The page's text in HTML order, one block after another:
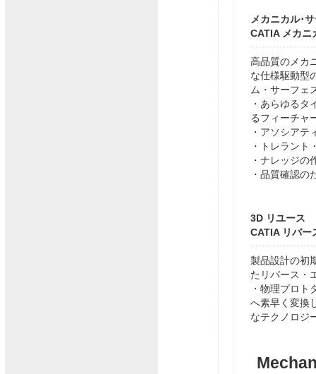
メカニカル･
CATIA メカニ
高品質のメカ
な仕様駆動型
ム・サーフェ
・あらゆるタ
るフィーチャ
・アソシアテ
・トレラント
・ナレッジの
・品質確認の
3D リユース
CATIA リバー
製品設計の初
たリバース・
・物理プロト
へ素早く変換
なテクノロジ